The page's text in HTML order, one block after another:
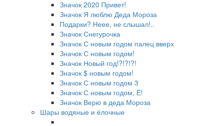
Значок 2020 Привет!
Значок Я люблю Деда Мороза
Подарки? Неее, не слышал!..
Значок Снегурочка
Значок С новым годом палец вверх
Значок С новым годом!
Значок Новый год!?!?!?!
Значок $ новым годом!
Значок С новым годом 3
Значок С новым годом, Ё!
Значок Верю в деда Мороза
Шары водяные и ёлочные